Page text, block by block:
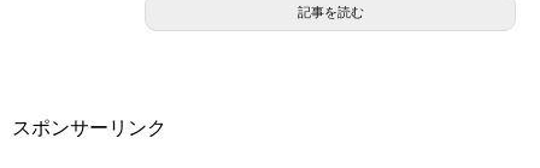
記事を読む
スポンサーリンク